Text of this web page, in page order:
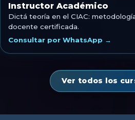
Instructor Académico
Dictá teoría en el CIAC:
docente certificada.
Consultar por WhatsApp →
Ver todos los